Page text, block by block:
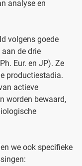
analyse en
volgens goede
de drie
Eur. en JP). Ze
productiestadia.
actieve
worden bewaard,
we ook specifieke